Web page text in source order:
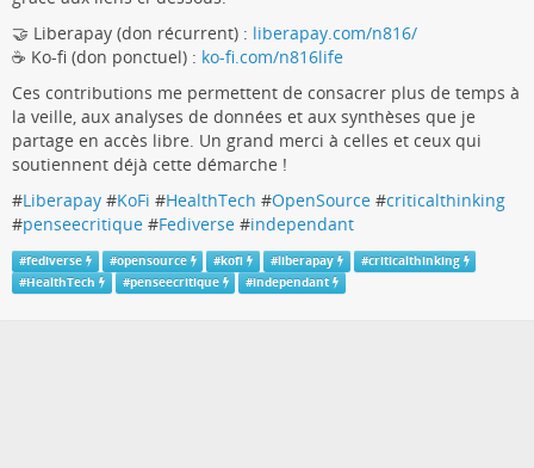
🤝 Liberapay (don récurrent) : liberapay.com/n816/
☕ Ko-fi (don ponctuel) : ko-fi.com/n816life
Ces contributions me permettent de consacrer plus de temps à
la veille, aux analyses de données et aux synthèses que je
partage en accès libre. Un grand merci à celles et ceux qui
soutiennent déjà cette démarche !
#Liberapay #KoFi #HealthTech #OpenSource #criticalthinking
#penseecritique #Fediverse #independant
#fediverse #opensource #kofi #liberapay #criticalthinking
#HealthTech #penseecritique #independant